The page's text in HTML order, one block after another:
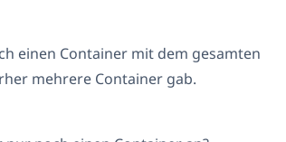
einen Container mit dem gesamten
mehrere Container gab.